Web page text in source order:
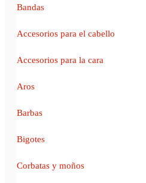
Bandas
Accesorios para el cabello
Accesorios para la cara
Aros
Barbas
Bigotes
Corbatas y moños